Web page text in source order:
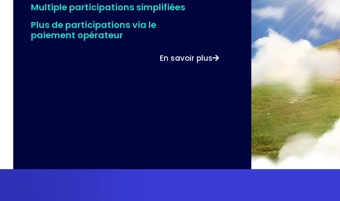
Multiple participations simplifiées
Plus de participations via le
paiement opérateur
En savoir plus